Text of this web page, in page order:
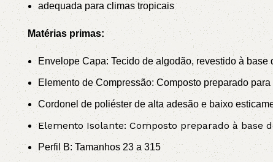
adequada para climas tropicais
Matérias primas:
Envelope Capa: Tecido de algodão, revestido à
Elemento de Compressão: Composto preparado
Cordonel de poliéster de alta adesão e baixo
Elemento Isolante: Composto preparado à base
Perfil B: Tamanhos 23 a 315